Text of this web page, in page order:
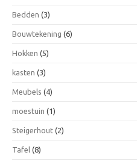
Bedden (3)
Bouwtekening (6)
Hokken (5)
kasten (3)
Meubels (4)
moestuin (1)
Steigerhout (2)
Tafel (8)